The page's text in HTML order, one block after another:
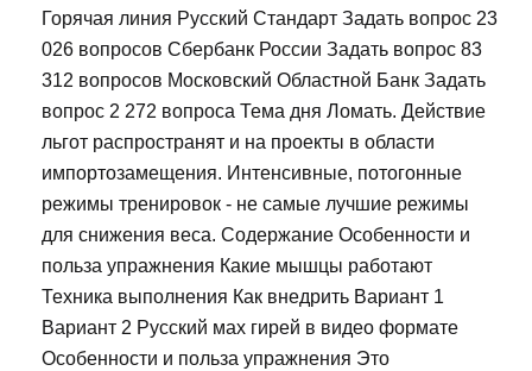
Горячая линия Русский Стандарт Задать вопрос 23
026 вопросов Сбербанк России Задать вопрос 83
312 вопросов Московский Областной Банк Задать
вопрос 2 272 вопроса Тема дня Ломать. Действие
льгот распространят и на проекты в области
импортозамещения. Интенсивные, потогонные
режимы тренировок - не самые лучшие режимы
для снижения веса. Содержание Особенности и
польза упражнения Какие мышцы работают
Техника выполнения Как внедрить Вариант 1
Вариант 2 Русский мах гирей в видео формате
Особенности и польза упражнения Это